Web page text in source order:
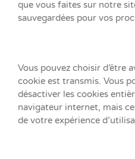
que vous faites sur notre
sauvegardées pour vos
Vous pouvez choisir d’être
cookie est transmis. Vous
désactiver les cookies
navigateur internet, mais
de votre expérience